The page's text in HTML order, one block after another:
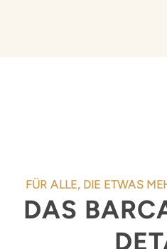
FÜR ALLE, DIE ETWAS
DAS